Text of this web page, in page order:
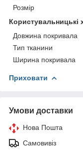
Розмір
Користувальницькі
Довжина покривала
Тип тканини
Ширина покривала
Приховати
Умови доставки
Нова Пошта
Самовивіз